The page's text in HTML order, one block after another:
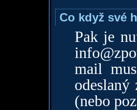
Co když své
Pak je
mail
(nebo